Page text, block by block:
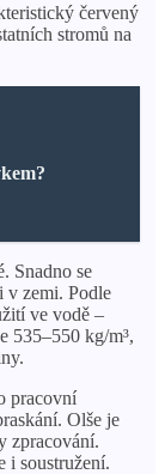
červený
stromů na
Snadno se
v zemi. Podle
ve vodě –
535–550 kg/m³,
pracovní
Olše je
zpracování.
i soustružení.